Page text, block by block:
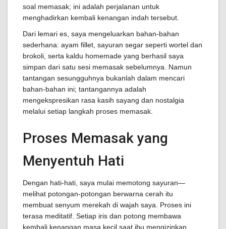
soal memasak; ini adalah perjalanan untuk
menghadirkan kembali kenangan indah tersebut.
Dari lemari es, saya mengeluarkan bahan-bahan
sederhana: ayam fillet, sayuran segar seperti wortel dan
brokoli, serta kaldu homemade yang berhasil saya
simpan dari satu sesi memasak sebelumnya. Namun
tantangan sesungguhnya bukanlah dalam mencari
bahan-bahan ini; tantangannya adalah
mengekspresikan rasa kasih sayang dan nostalgia
melalui setiap langkah proses memasak.
Proses Memasak yang
Menyentuh Hati
Dengan hati-hati, saya mulai memotong sayuran—
melihat potongan-potongan berwarna cerah itu
membuat senyum merekah di wajah saya. Proses ini
terasa meditatif. Setiap iris dan potong membawa
kembali kenangan masa kecil saat ibu mengizinkan